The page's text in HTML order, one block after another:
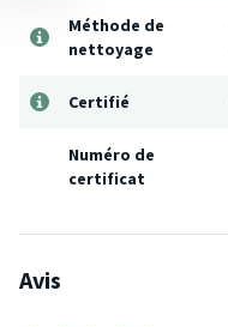
Méthode de
nettoyage
Certifié
Numéro de
certificat
Avis